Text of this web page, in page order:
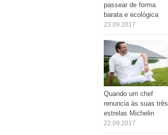
passear de forma
barata e ecológica
23.09.2017
Quando um chef
renuncia às suas três
estrelas Michelin
22.09.2017